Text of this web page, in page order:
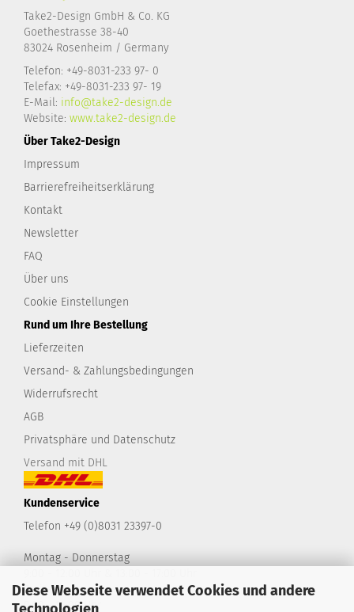
Diese Webseite verwendet Cookies und andere
Take2-Design GmbH & Co. KG
Goethestrasse 38-40
83024 Rosenheim / Germany
Telefon: +49-8031-233 97- 0
Telefax: +49-8031-233 97- 19
E-Mail: info@take2-design.de
Website: www.take2-design.de
Über Take2-Design
Impressum
Barrierefreiheitserklärung
Kontakt
Newsletter
FAQ
Über uns
Cookie Einstellungen
Rund um Ihre Bestellung
Lieferzeiten
Versand- & Zahlungsbedingungen
Widerrufsrecht
AGB
Privatsphäre und Datenschutz
Versand mit DHL
Kundenservice
Telefon +49 (0)8031 23397-0
Montag - Donnerstag
Freitag
9:00 - 14:00 Uhr